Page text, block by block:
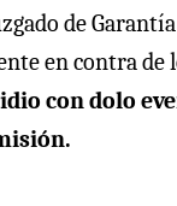
de
en contra de
con dolo